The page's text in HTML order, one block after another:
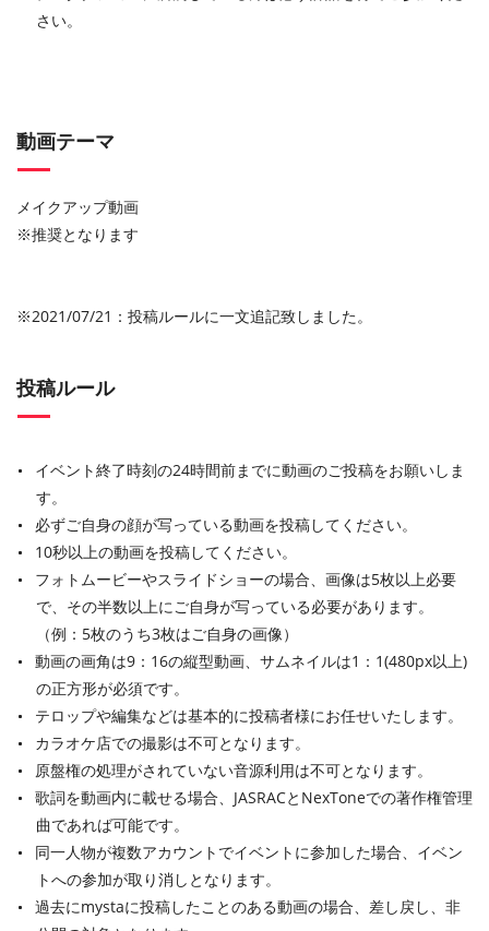
さい。
動画テーマ
メイクアップ動画
※推奨となります
※2021/07/21：投稿ルールに一文追記致しました。
投稿ルール
イベント終了時刻の24時間前までに動画のご投稿をお願いしま
す。
必ずご自身の顔が写っている動画を投稿してください。
10秒以上の動画を投稿してください。
フォトムービーやスライドショーの場合、画像は5枚以上必要
で、その半数以上にご自身が写っている必要があります。
（例：5枚のうち3枚はご自身の画像）
動画の画角は9：16の縦型動画、サムネイルは1：1(480px以上)
の正方形が必須です。
テロップや編集などは基本的に投稿者様にお任せいたします。
カラオケ店での撮影は不可となります。
原盤権の処理がされていない音源利用は不可となります。
歌詞を動画内に載せる場合、JASRACとNexToneでの著作権管理
曲であれば可能です。
同一人物が複数アカウントでイベントに参加した場合、イベン
トへの参加が取り消しとなります。
過去にmystaに投稿したことのある動画の場合、差し戻し、非